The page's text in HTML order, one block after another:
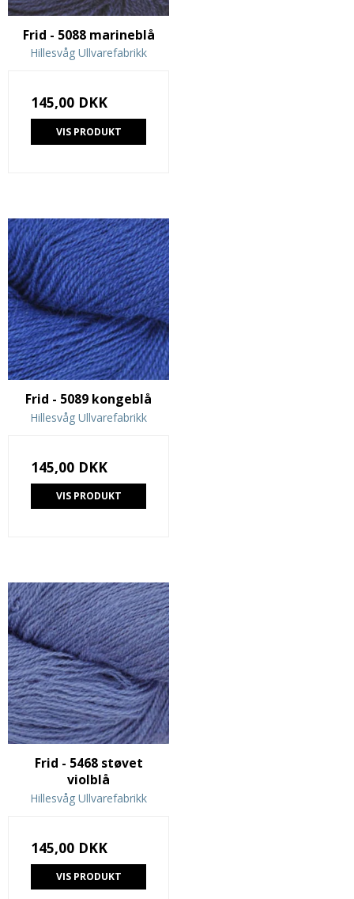
Frid - 5088 marineblå
Hillesvåg Ullvarefabrikk
145,00 DKK
VIS PRODUKT
Frid - 5089 kongeblå
Hillesvåg Ullvarefabrikk
145,00 DKK
VIS PRODUKT
Frid - 5468 støvet
violblå
Hillesvåg Ullvarefabrikk
145,00 DKK
VIS PRODUKT